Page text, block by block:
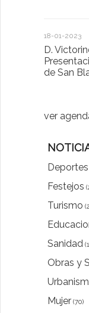
18-01-2023
D.
de San
ver
Festejos
Turismo
Sanidad
Obras y
Mujer (70)